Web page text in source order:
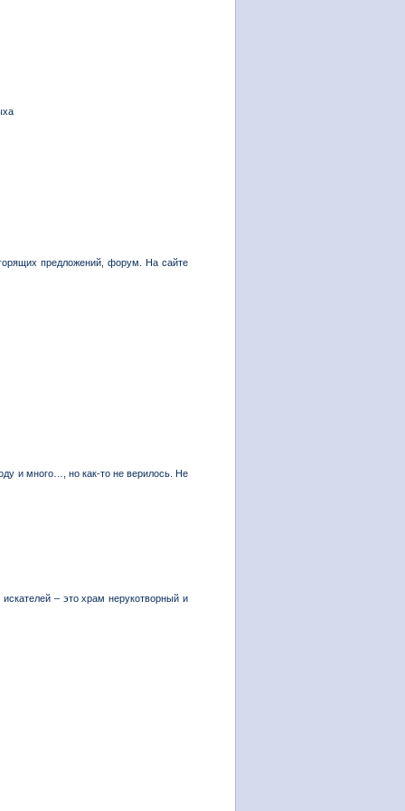
предложений, форум. На сайте
и много…, но как-то не верилось. Не
– это храм нерукотворный и